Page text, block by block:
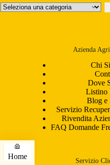
Seleziona
una
Azienda
Chi
Dove
Listino
Blog e
Servizio
Rivendita
FAQ Domande
Servizio
Home